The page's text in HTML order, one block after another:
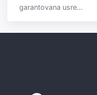
garantovana usre...